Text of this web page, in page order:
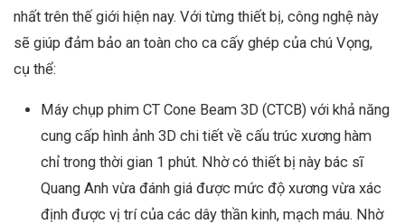
nhất trên thế giới hiện nay. Với từng thiết bị, công nghệ này
sẽ giúp đảm bảo an toàn cho ca cấy ghép của chú Vọng,
cụ thể:
Máy chụp phim CT Cone Beam 3D (CTCB) với khả năng
cung cấp hình ảnh 3D chi tiết về cấu trúc xương hàm
chỉ trong thời gian 1 phút. Nhờ có thiết bị này bác sĩ
Quang Anh vừa đánh giá được mức độ xương vừa xác
định được vị trí của các dây thần kinh, mạch máu. Nhờ